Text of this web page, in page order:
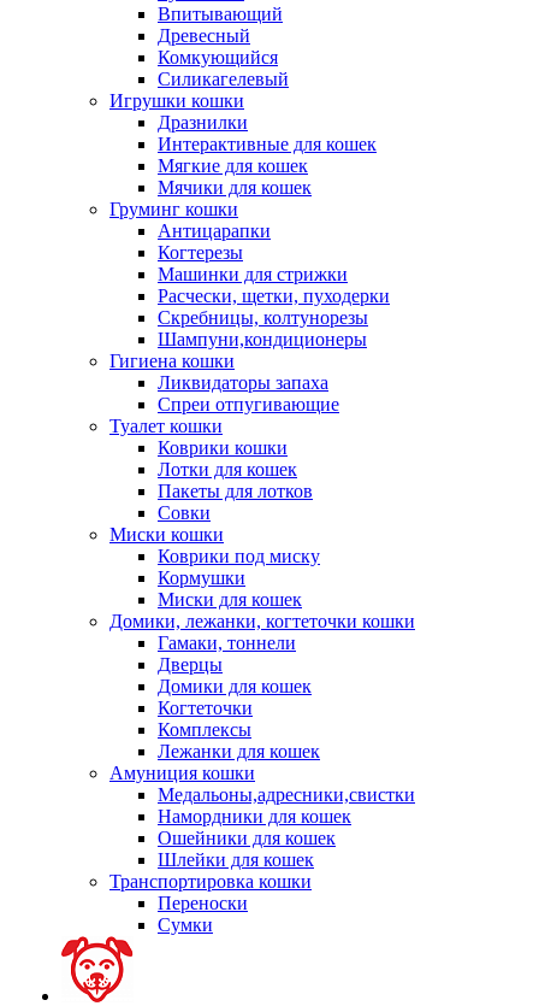
Впитывающий
Древесный
Комкующийся
Силикагелевый
Игрушки кошки
Дразнилки
Интерактивные для кошек
Мягкие для кошек
Мячики для кошек
Груминг кошки
Антицарапки
Когтерезы
Машинки для стрижки
Расчески, щетки, пуходерки
Скребницы, колтунорезы
Шампуни,кондиционеры
Гигиена кошки
Ликвидаторы запаха
Спреи отпугивающие
Туалет кошки
Коврики кошки
Лотки для кошек
Пакеты для лотков
Совки
Миски кошки
Коврики под миску
Кормушки
Миски для кошек
Домики, лежанки, когтеточки кошки
Гамаки, тоннели
Дверцы
Домики для кошек
Когтеточки
Комплексы
Лежанки для кошек
Амуниция кошки
Медальоны,адресники,свистки
Намордники для кошек
Ошейники для кошек
Шлейки для кошек
Транспортировка кошки
Переноски
Сумки